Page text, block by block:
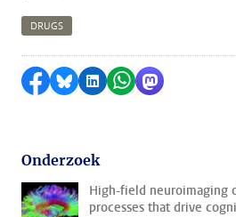
DRUGS
Delen op Facebook
Delen via Bluesky
Delen op LinkedIn
Delen via
Delen via
Onderzoek
High-field neuroimaging
processes that drive